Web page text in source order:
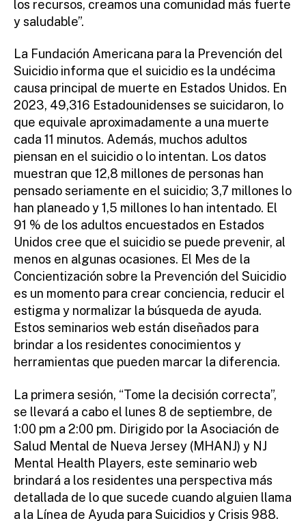
los recursos, creamos una comunidad más fuerte
y saludable”.
La Fundación Americana para la Prevención del
Suicidio informa que el suicidio es la undécima
causa principal de muerte en Estados Unidos. En
2023, 49,316 Estadounidenses se suicidaron, lo
que equivale aproximadamente a una muerte
cada 11 minutos. Además, muchos adultos
piensan en el suicidio o lo intentan. Los datos
muestran que 12,8 millones de personas han
pensado seriamente en el suicidio; 3,7 millones lo
han planeado y 1,5 millones lo han intentado. El
91 % de los adultos encuestados en Estados
Unidos cree que el suicidio se puede prevenir, al
menos en algunas ocasiones. El Mes de la
Concientización sobre la Prevención del Suicidio
es un momento para crear conciencia, reducir el
estigma y normalizar la búsqueda de ayuda.
Estos seminarios web están diseñados para
brindar a los residentes conocimientos y
herramientas que pueden marcar la diferencia.
La primera sesión, “Tome la decisión correcta”,
se llevará a cabo el lunes 8 de septiembre, de
1:00 pm a 2:00 pm. Dirigido por la Asociación de
Salud Mental de Nueva Jersey (MHANJ) y NJ
Mental Health Players, este seminario web
brindará a los residentes una perspectiva más
detallada de lo que sucede cuando alguien llama
a la Línea de Ayuda para Suicidios y Crisis 988.